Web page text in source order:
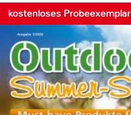
kostenloses Probeexemplar